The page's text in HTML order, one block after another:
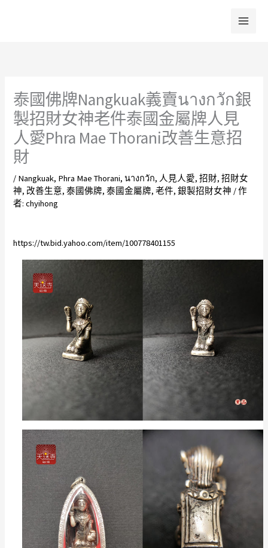
泰國佛牌Nangkuak義賣นางกวัก銀
製招財女神老件泰國金屬牌人見
人愛Phra Mae Thorani改善生意招
財
/ Nangkuak, Phra Mae Thorani,นางกวัก, 人見人愛,招財,招財女
神, 改善生意,泰國佛牌,泰國金屬牌,老件,銀製招財女神 / 作
者:chyihong
https://tw.bid.yahoo.com/item/100778401155